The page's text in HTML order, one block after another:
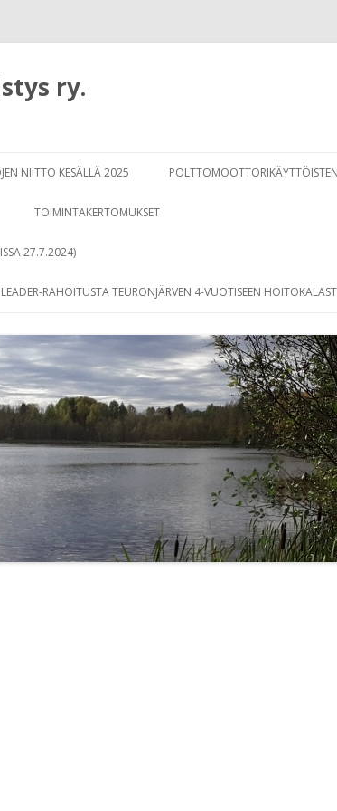
ry.
sisältöön
NIITTO KESÄLLÄ 2025
TOIMINTAKERTOMUKSET
27.7.2024)
RAHOITUSTA TEURONJÄRVEN 4-VUOTISEEN